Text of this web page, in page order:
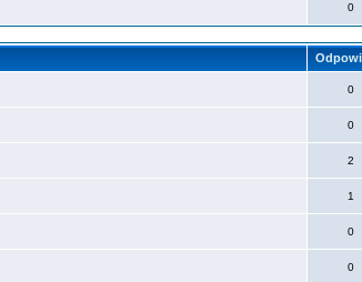
0
0
0
2
1
0
0